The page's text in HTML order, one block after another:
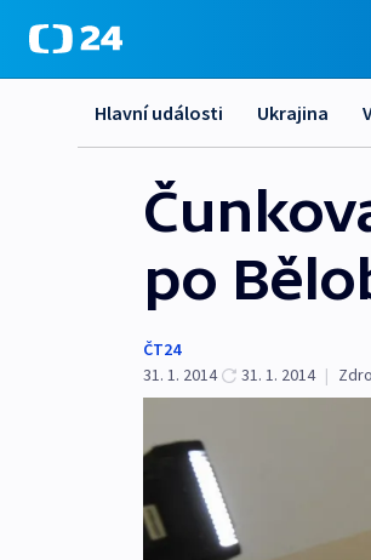
Hlavní události Ukrajina
po
ČT24
31. 1. 2014
31. 1. 2014 |